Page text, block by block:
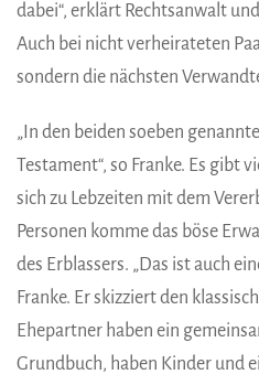
dabei“, erklärt Rechtsanwalt
Auch bei nicht verheirateten
sondern die nächsten
„In den beiden soeben
Testament“, so Franke. Es gibt
sich zu Lebzeiten mit dem
Personen komme das böse
des Erblassers. „Das ist auch
Franke. Er skizziert den
Ehepartner haben ein
Grundbuch, haben Kinder und